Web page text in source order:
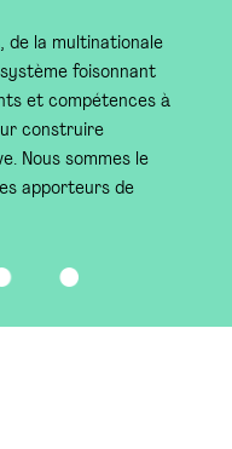
de la multinationale
foisonnant
et compétences à
construire
Nous sommes le
apporteurs de